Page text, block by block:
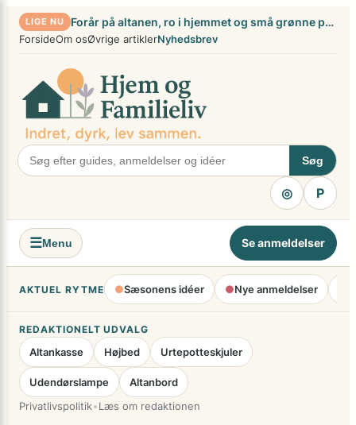
Spring
LIGE NU Forår på altanen, ro i hjemmet og små grønne projekter
ForsideOm osØvrige artiklerNyhedsbrev
Søg
◎ P
☰Menu Se anmeldelser
AKTUEL RYTME ●Sæsonens idéer ●Nye anmeldelser
REDAKTIONELT UDVALG
Altankasse Højbed Urtepotteskjuler
Udendørslampe
Altanbord
Privatlivspolitik•Læs om redaktionen